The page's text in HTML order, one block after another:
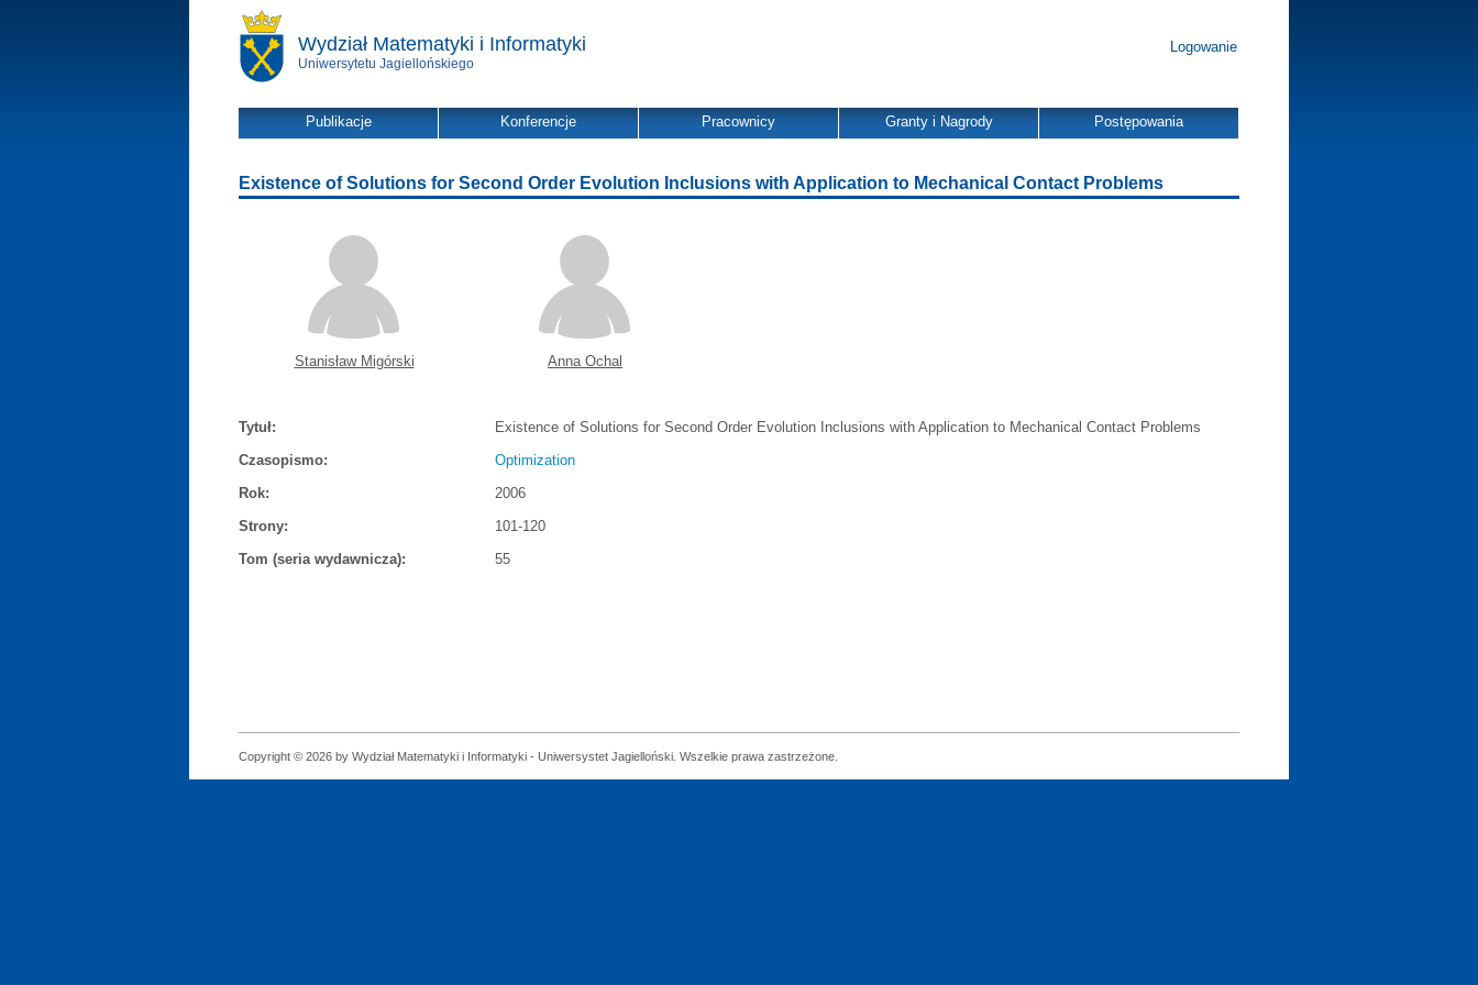
Wydział Matematyki i Informatyki
Uniwersytetu Jagiellońskiego
Logowanie
Publikacje Konferencje Pracownicy Granty i Nagrody Postępowania
Existence of Solutions for Second Order Evolution Inclusions with Application to Mechanical Contact Problems
Stanisław Migórski Anna Ochal
Tytuł:
Existence of Solutions for Second Order Evolution Inclusions with Application to Mechanical Contact Problems
Czasopismo:
Optimization
Rok:
2006
Strony:
101-120
Tom (seria wydawnicza):
55
Copyright © 2026 by Wydział Matematyki i Informatyki - Uniwersystet Jagielloński. Wszelkie prawa zastrzeżone.